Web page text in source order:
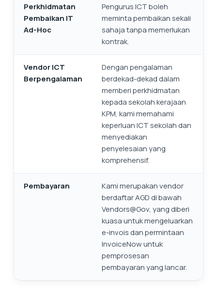
Perkhidmatan
Pembaikan IT
Ad-Hoc
Pengurus ICT boleh
meminta pembaikan sekali
sahaja tanpa memerlukan
kontrak.
Vendor ICT
Berpengalaman
Dengan pengalaman
berdekad-dekad dalam
memberi perkhidmatan
kepada sekolah kerajaan
KPM, kami memahami
keperluan ICT sekolah dan
menyediakan
penyelesaian yang
komprehensif.
Pembayaran
Kami merupakan vendor
berdaftar AGD di bawah
Vendors@Gov, yang diberi
kuasa untuk mengeluarkan
e-invois dan permintaan
InvoiceNow untuk
pemprosesan
pembayaran yang lancar.